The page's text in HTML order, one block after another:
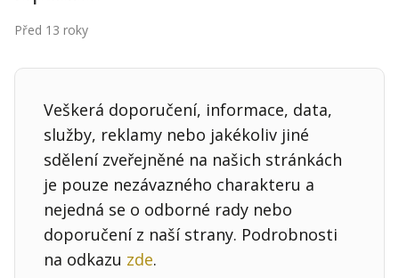
Kontakt
Obchodní podmínky
Před 13 roky
Veškerá doporučení, informace, data,
služby, reklamy nebo jakékoliv jiné
sdělení zveřejněné na našich stránkách
je pouze nezávazného charakteru a
nejedná se o odborné rady nebo
doporučení z naší strany. Podrobnosti
na odkazu zde.